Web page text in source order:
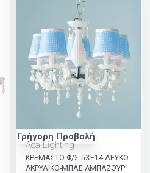
Γρήγορη Προβολή
Aca Lighting
ΚΡΕΜΑΣΤΟ Φ/Σ 5ΧΕ14 ΛΕΥΚΟ
ΑΚΡΥΛΙΚΟ-ΜΠΛΕ ΑΜΠΑΖΟΥΡ